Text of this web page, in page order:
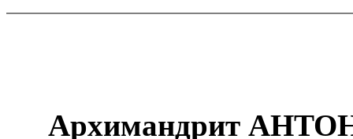
Архимандрит